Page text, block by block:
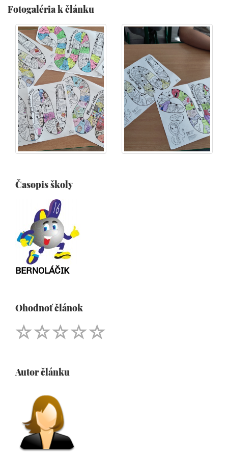
Fotogaléria k článku
Časopis školy
BERNOLÁČIK
Ohodnoť článok
Autor článku